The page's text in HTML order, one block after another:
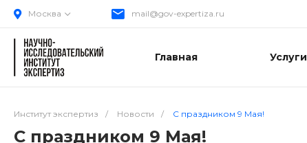
Москва mail@gov-expertiza.ru
Главная Услуги
Институт экспертиз / Новости / С праздником 9 Мая!
С праздником 9 Мая!